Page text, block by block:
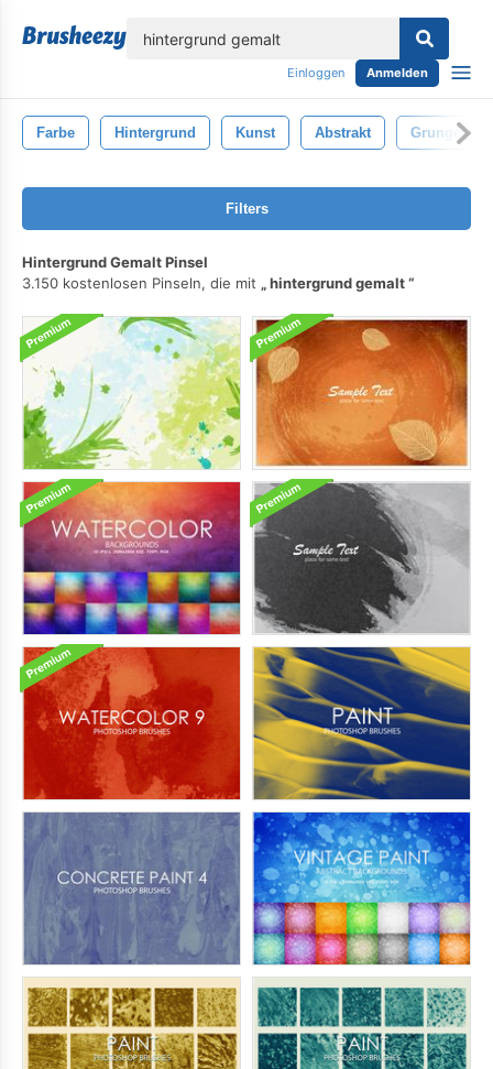
Einloggen Anmelden
Farbe Hintergrund Kunst Abstrakt Grunge
Filters
Hintergrund Gemalt Pinsel
3.150 kostenlosen Pinseln, die mit
hintergrund gemalt